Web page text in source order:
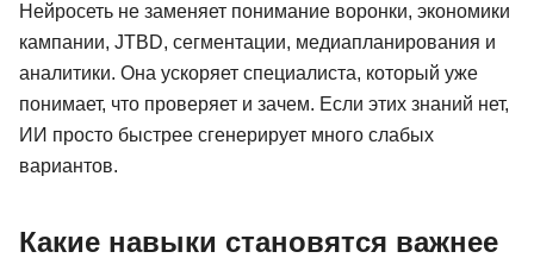
Нейросеть не заменяет понимание воронки, экономики
кампании, JTBD, сегментации, медиапланирования и
аналитики. Она ускоряет специалиста, который уже
понимает, что проверяет и зачем. Если этих знаний нет,
ИИ просто быстрее сгенерирует много слабых
вариантов.
Какие навыки становятся важнее